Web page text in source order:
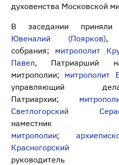
духовенства Московской
В заседании
Ювеналий (Поярков),
собрания; митрополит
Павел, Патриарший
митрополии; митрополит
управляющий
Патриархии;
Светлогорский
митрополии;